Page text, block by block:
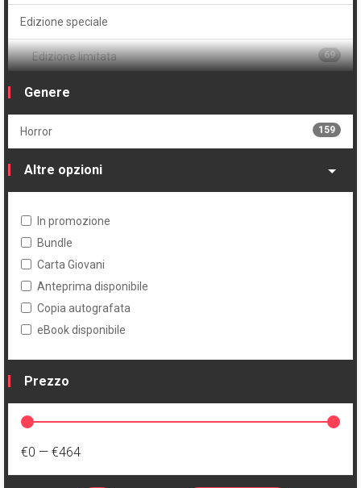
Tony Moore 12
Sean Phillips 7
Joe Quesada 1
Edizione speciale
Edizione limitata 69
Edizione numerata
Serie 159
Genere
Horror 159
Altre opzioni
In promozione
Bundle
Carta Giovani
Anteprima disponibile
Copia autografata
eBook disponibile
Prezzo
€0 — €464